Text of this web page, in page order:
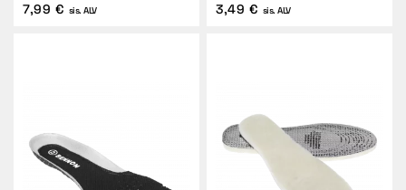
7,99 € sis. ALV 3,49 € sis. ALV